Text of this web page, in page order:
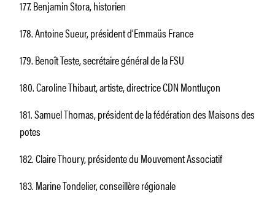
177. Benjamin Stora, historien
178. Antoine Sueur, président d’Emmaüs France
179. Benoît Teste, secrétaire général de la FSU
180. Caroline Thibaut, artiste, directrice CDN Montluçon
181. Samuel Thomas, président de la fédération des Maisons des
potes
182. Claire Thoury, présidente du Mouvement Associatif
183. Marine Tondelier, conseillère régionale